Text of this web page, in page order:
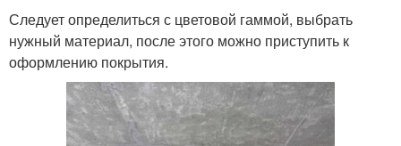
Следует определиться с цветовой гаммой, выбрать
нужный материал, после этого можно приступить к
оформлению покрытия.